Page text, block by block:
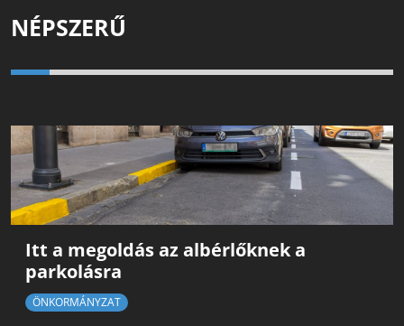
NÉPSZERŰ
Itt a megoldás az albérlőknek a
parkolásra
ÖNKORMÁNYZAT